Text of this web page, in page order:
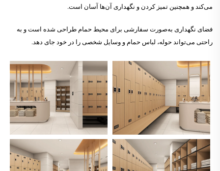
می‌کند و همچنین تمیز کردن و نگهداری آن‌ها آسان است.
فضای نگهداری به‌صورت سفارشی برای محیط حمام طراحی شده است و به
راحتی می‌تواند حوله، لباس حمام و وسایل شخصی را در خود جای دهد.